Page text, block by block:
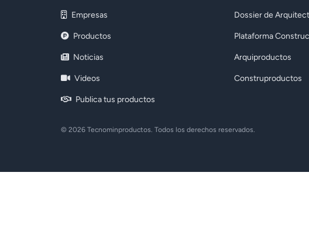
Empresas
Productos
Noticias
Videos
Publica tus productos
Dossier de
Plataforma
Arquiproductos
Construproductos
© 2026 Tecnominproductos. Todos los derechos reservados.